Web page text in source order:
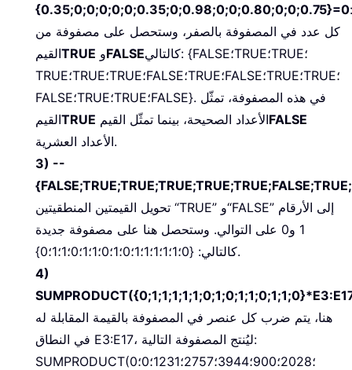
{0.35;0;0;0;0;0;0.35;0;0.98;0;0;0.80;0;0;0.75}=0:
كل عدد في المصفوفة بالصفر، وستحصل على مصفوفة من
القيمTRUE وFALSEكالتالي: {FALSE؛TRUE؛TRUE؛
TRUE؛TRUE؛TRUE؛FALSE؛TRUE؛FALSE؛TRUE؛TRUE؛
FALSE؛TRUE؛TRUE؛FALSE}. في هذه المصفوفة، تمثّل
القيمTRUE الأعداد الصحيحة، بينما تمثّل القيمFALSE
الأعداد العشرية.
3) --
تحويل القيمتين المنطقيتين “TRUE” و“FALSE” إلى الأرقام
1 و0 على التوالي. وستحصل هنا على مصفوفة جديدة
كالتالي: {0؛1؛1؛1؛1؛1؛0؛1؛0؛1؛1؛0؛1؛1؛0}.
4)
هنا، يتم ضرب كل عنصر في المصفوفة بالقيمة المقابلة له
في النطاق E3:E17، ليُنتج المصفوفة التالية:
SUMPRODUCT(0؛2028؛900؛3944؛2757؛1231؛0؛